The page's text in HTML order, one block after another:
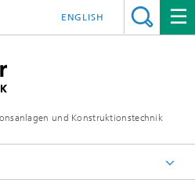
und Konstruktionstechnik
ENGLISH